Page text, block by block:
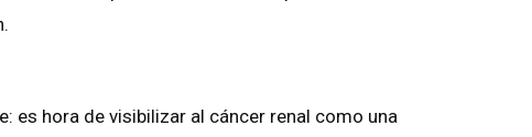
es hora de visibilizar al cáncer renal como una